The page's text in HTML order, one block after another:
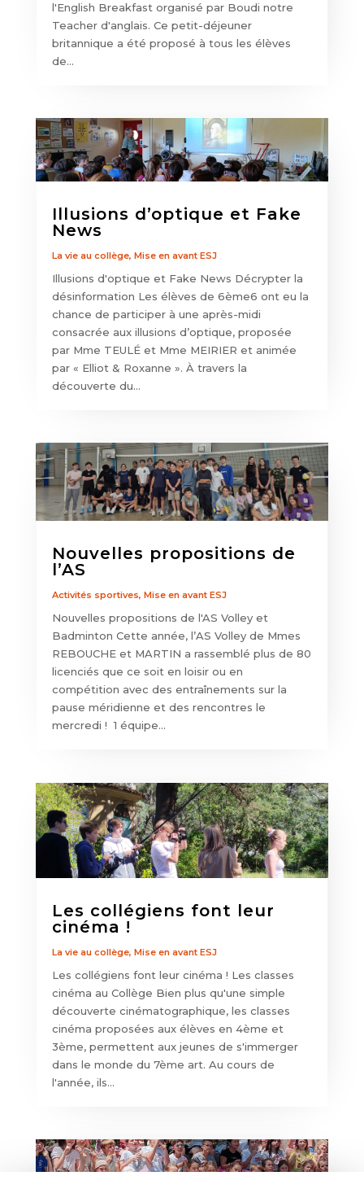
l'English Breakfast organisé par Boudi notre
Teacher d'anglais. Ce petit-déjeuner
britannique a été proposé à tous les élèves
de...
Illusions d’optique et Fake
News
La vie au collège, Mise en avant ESJ
Illusions d'optique et Fake News Décrypter la
désinformation Les élèves de 6ème6 ont eu la
chance de participer à une après-midi
consacrée aux illusions d’optique, proposée
par Mme TEULÉ et Mme MEIRIER et animée
par « Elliot & Roxanne ». À travers la
découverte du...
Nouvelles propositions de
l’AS
Activités sportives, Mise en avant ESJ
Nouvelles propositions de l'AS Volley et
Badminton Cette année, l’AS Volley de Mmes
REBOUCHE et MARTIN a rassemblé plus de 80
licenciés que ce soit en loisir ou en
compétition avec des entraînements sur la
pause méridienne et des rencontres le
mercredi ! 1 équipe...
Les collégiens font leur
cinéma !
La vie au collège, Mise en avant ESJ
Les collégiens font leur cinéma ! Les classes
cinéma au Collège Bien plus qu'une simple
découverte cinématographique, les classes
cinéma proposées aux élèves en 4ème et
3ème, permettent aux jeunes de s'immerger
dans le monde du 7ème art. Au cours de
l'année, ils...